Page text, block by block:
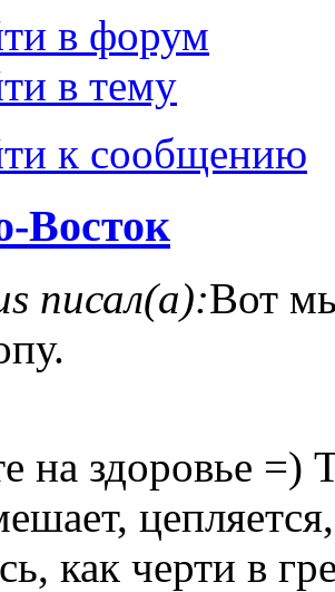
в форум
в тему
к сообщению
Восток
писал(а):Вот
на здоровье =)
как черти в